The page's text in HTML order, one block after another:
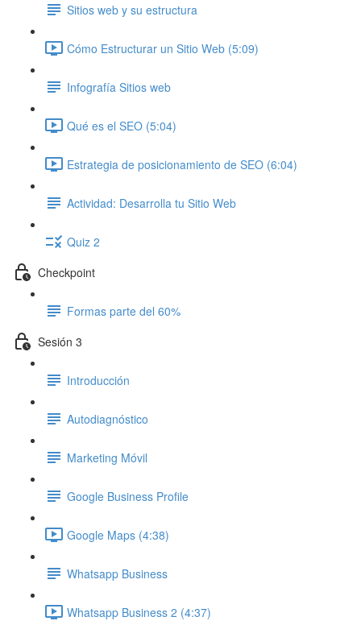
Sitios web y su estructura
Cómo Estructurar un Sitio Web (5:09)
Infografía Sitios web
Qué es el SEO (5:04)
Estrategia de posicionamiento de SEO (6:04)
Actividad: Desarrolla tu Sitio Web
Quiz 2
Checkpoint
Formas parte del 60%
Sesión 3
Introducción
Autodiagnóstico
Marketing Móvil
Google Business Profile
Google Maps (4:38)
Whatsapp Business
Whatsapp Business 2 (4:37)